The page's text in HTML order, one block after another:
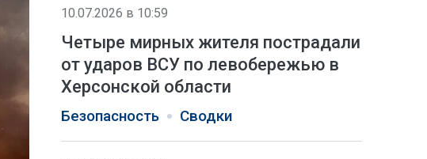
10.07.2026 в 10:59
Четыре мирных жителя пострадали
от ударов ВСУ по левобережью в
Херсонской области
Безопасность Сводки